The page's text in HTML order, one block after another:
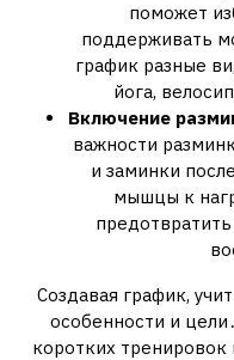
поможет
поддерживать
график разные
йога,
Включение
важности
и заминки
мышцы к
Создавая график,
особенности и
коротких тренировок